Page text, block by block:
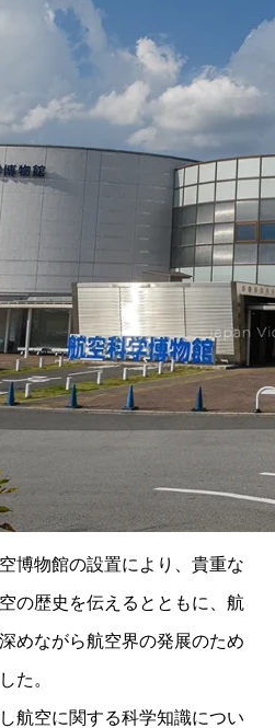
博物館の設置により、貴重な
の歴史を伝えるとともに、航
めながら航空界の発展のため
た。
航空に関する科学知識につい